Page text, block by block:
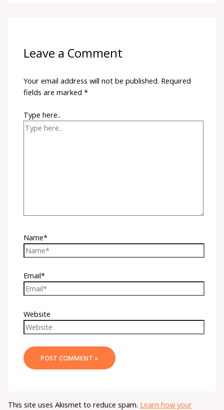
Leave a Comment
Your email address will not be published. Required
fields are marked*
Type here..
Name*
Email*
Website
This site uses Akismet to reduce spam. Learn how your